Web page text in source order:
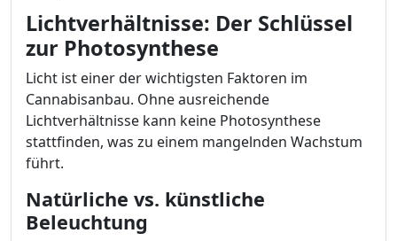
Lichtverhältnisse: Der Schlüssel
zur Photosynthese
Licht ist einer der wichtigsten Faktoren im
Cannabisanbau. Ohne ausreichende
Lichtverhältnisse kann keine Photosynthese
stattfinden, was zu einem mangelnden Wachstum
führt.
Natürliche vs. künstliche
Beleuchtung